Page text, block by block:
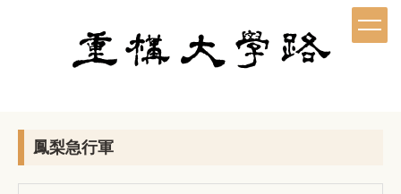
鳳梨急行軍